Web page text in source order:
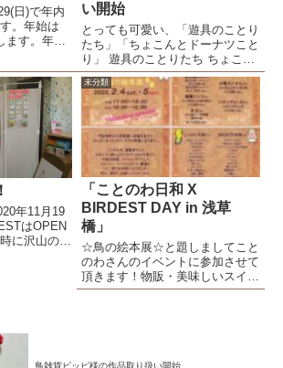
日)で年内
。年始は
ます。年末
いません
い開始
とっても可愛い、「遊具のことり
たち」「ちょこんとドーナツこと
り」 遊具のことりたち ちょこん
とドーナツことり
年11月19
はOPEN
に沢山の方
未分類
「ことのわ日和 X
BIRDEST DAY in 浅草
橋」
☆鳥の絵本展☆と題しましてこと
のわさんのイベントに参加させて
頂きます！物販・美味しいスイー
ツ＆ドリンクのカフェコーナー・
＾...
鳥雑貨ピッピ様の作品取り扱い開始